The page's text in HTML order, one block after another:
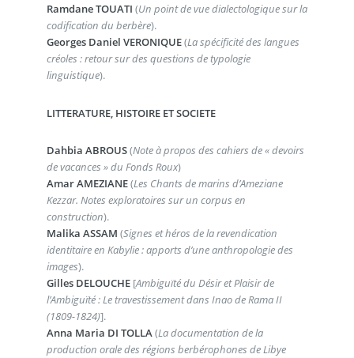
Ramdane TOUATI (Un point de vue dialectologique sur la
codification du berbère).
Georges Daniel VERONIQUE(La spécificité des langues
créoles : retour sur des questions de typologie
linguistique).
LITTERATURE, HISTOIRE ET SOCIETE
Dahbia ABROUS(Note à propos des cahiers de « devoirs
de vacances » du Fonds Roux)
Amar AMEZIANE(Les Chants de marins d’Ameziane
Kezzar. Notes exploratoires sur un corpus en
construction).
Malika ASSAM (Signes et héros de la revendication
identitaire en Kabylie : apports d’une anthropologie des
images).
Gilles DELOUCHE[Ambiguïté du Désir et Plaisir de
l’Ambiguïté : Le travestissement dans Inao de Rama II
(1809-1824)].
Anna Maria DI TOLLA(La documentation de la
production orale des régions berbérophones de Libye